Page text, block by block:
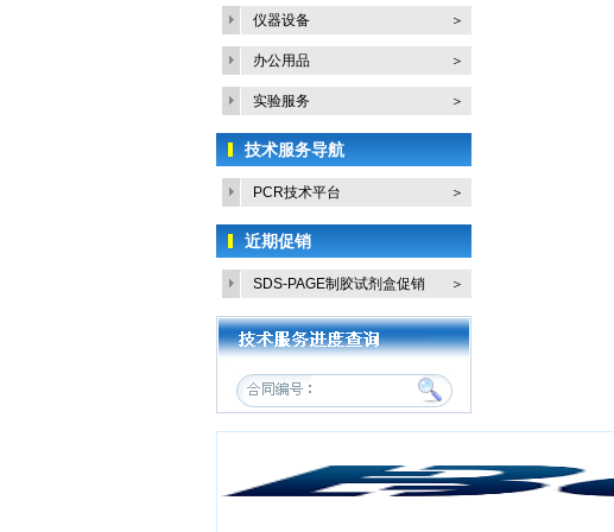
仪器设备 ＞
办公用品 ＞
实验服务 ＞
技术服务导航
PCR技术平台 ＞
近期促销
SDS-PAGE制胶试剂盒促销
活...
＞